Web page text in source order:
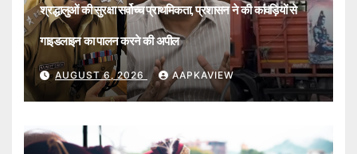
श्रद्धालुओं की सुरक्षा सर्वोच्च प्राथमिकता, प्रशासन ने की कांवड़ियों से
गाइडलाइन का पालन करने की अपील
AUGUST 6, 2026 AAPKAVIEW